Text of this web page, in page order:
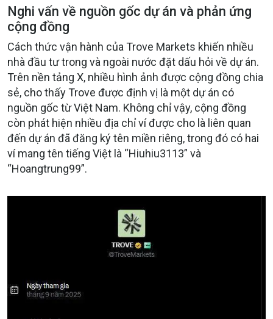
Nghi vấn về nguồn gốc dự án và phản ứng
cộng đồng
Cách thức vận hành của Trove Markets khiến nhiều
nhà đầu tư trong và ngoài nước đặt dấu hỏi về dự án.
Trên nền tảng X, nhiều hình ảnh được cộng đồng chia
sẻ, cho thấy Trove được định vị là một dự án có
nguồn gốc từ Việt Nam. Không chỉ vậy, cộng đồng
còn phát hiện nhiều địa chỉ ví được cho là liên quan
đến dự án đã đăng ký tên miền riêng, trong đó có hai
ví mang tên tiếng Việt là “Hiuhiu3113” và
“Hoangtrung99”.